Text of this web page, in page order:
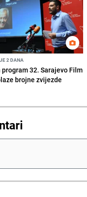
2 DANA
32. Sarajevo Film
brojne zvijezde